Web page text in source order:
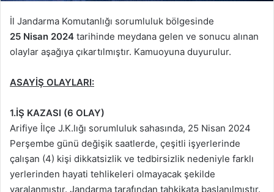
İl Jandarma Komutanlığı sorumluluk bölgesinde
25 Nisan 2024 tarihinde meydana gelen ve sonucu alınan
olaylar aşağıya çıkartılmıştır. Kamuoyuna duyurulur.
ASAYİŞ OLAYLARI:
1.İŞ KAZASI (6 OLAY)
Arifiye İlçe J.K.lığı sorumluluk sahasında, 25 Nisan 2024
Perşembe günü değişik saatlerde, çeşitli işyerlerinde
çalışan (4) kişi dikkatsizlik ve tedbirsizlik nedeniyle farklı
yerlerinden hayati tehlikeleri olmayacak şekilde
yaralanmıştır. Jandarma tarafından tahkikata başlanılmıştır.